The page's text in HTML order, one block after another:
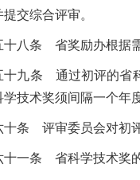
交综合评审。
十八条 省奖励办根据
十九条 通过初评的省
技术奖须间隔一个年度
十条 评审委员会对初
十一条 省科学技术奖